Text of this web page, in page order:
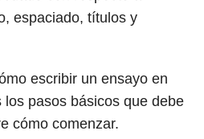
espaciado, títulos y
escribir un ensayo en
los pasos básicos que debe
cómo comenzar.